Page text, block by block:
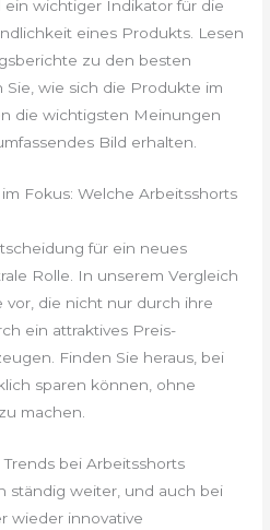
wichtiger Indikator für die
eines Produkts. Lesen
zu den besten
wie sich die Produkte im
die wichtigsten Meinungen
Bild erhalten.
Fokus: Welche Arbeitsshorts
für ein neues
Rolle. In unserem Vergleich
die nicht nur durch ihre
ein attraktives Preis-
Finden Sie heraus, bei
sparen können, ohne
machen.
bei Arbeitsshorts
ständig weiter, und auch bei
wieder innovative